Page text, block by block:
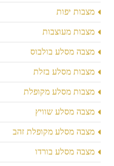
מצבות יפות
מצבות מעוצבות
מצבה מסלע בולבוס
מצבות מסלע בזלת
מצבות מסלע מקופלת
מצבה מסלע שוויץ
מצבה מסלע מקופלת זהב
מצבה מסלע בורדו